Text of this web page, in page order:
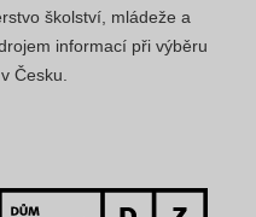
školství, mládeže a
informací při výběru
Česku.